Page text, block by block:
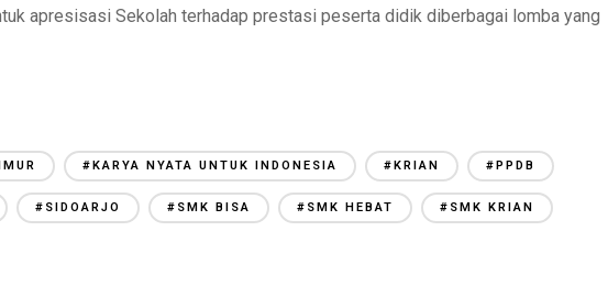
apresisasi Sekolah terhadap prestasi peserta didik diberbagai lomba yang
#KARYA NYATA UNTUK INDONESIA #KRIAN #PPDB
#SIDOARJO #SMK BISA #SMK HEBAT #SMK KRIAN